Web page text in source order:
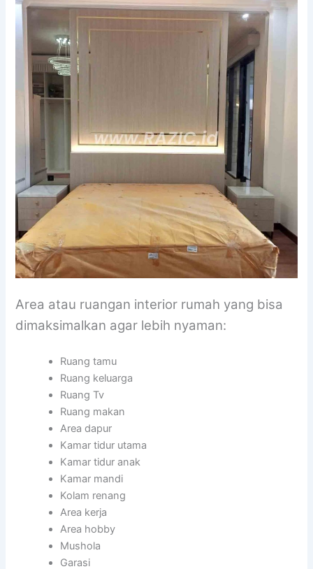
Area atau ruangan interior rumah yang bisa
dimaksimalkan agar lebih nyaman:
Ruang tamu
Ruang keluarga
Ruang Tv
Ruang makan
Area dapur
Kamar tidur utama
Kamar tidur anak
Kamar mandi
Kolam renang
Area kerja
Area hobby
Mushola
Garasi